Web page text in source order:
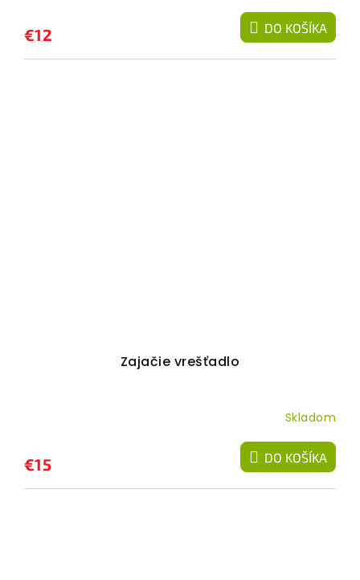
€12 DO KOŠÍKA
Zajačie vrešťadlo
Skladom
€15 DO KOŠÍKA